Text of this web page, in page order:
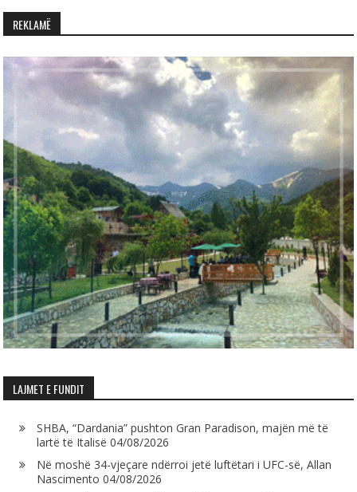
REKLAMË
LAJMET E FUNDIT
SHBA, “Dardania” pushton Gran Paradison, majën më të
lartë të Italisë 04/08/2026
Në moshë 34-vjeçare ndërroi jetë luftëtari i UFC-së, Allan
Nascimento 04/08/2026